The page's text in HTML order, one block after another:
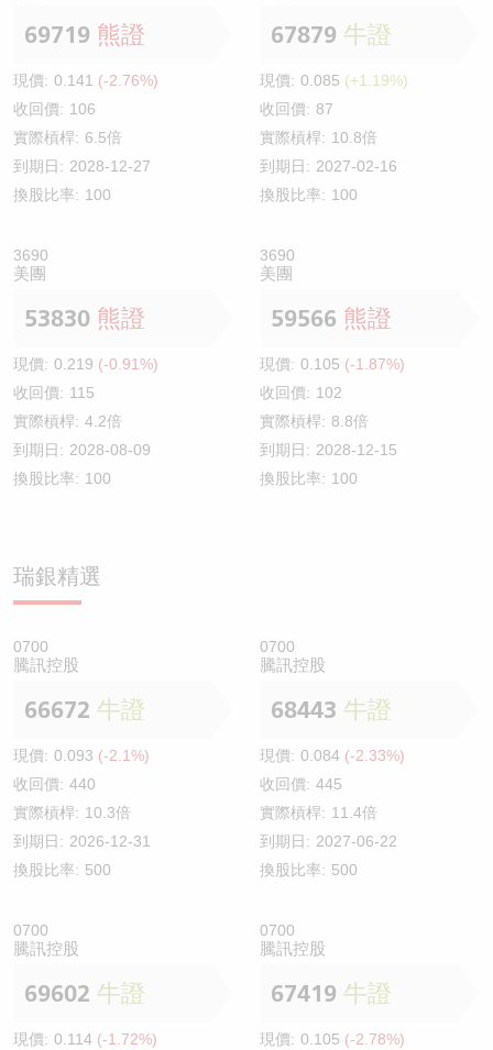
69719 熊證
現價: 0.141 (-2.76%)
收回價: 106
實際槓桿: 6.5倍
到期日: 2028-12-27
換股比率: 100
67879 牛證
現價: 0.085 (+1.19%)
收回價: 87
實際槓桿: 10.8倍
到期日: 2027-02-16
換股比率: 100
3690
美團
53830 熊證
現價: 0.219 (-0.91%)
收回價: 115
實際槓桿: 4.2倍
到期日: 2028-08-09
換股比率: 100
3690
美團
59566 熊證
現價: 0.105 (-1.87%)
收回價: 102
實際槓桿: 8.8倍
到期日: 2028-12-15
換股比率: 100
瑞銀精選
0700
騰訊控股
66672 牛證
現價: 0.093 (-2.1%)
收回價: 440
實際槓桿: 10.3倍
到期日: 2026-12-31
換股比率: 500
0700
騰訊控股
68443 牛證
現價: 0.084 (-2.33%)
收回價: 445
實際槓桿: 11.4倍
到期日: 2027-06-22
換股比率: 500
0700
騰訊控股
69602 牛證
現價: 0.114 (-1.72%)
0700
騰訊控股
67419 牛證
現價: 0.105 (-2.78%)